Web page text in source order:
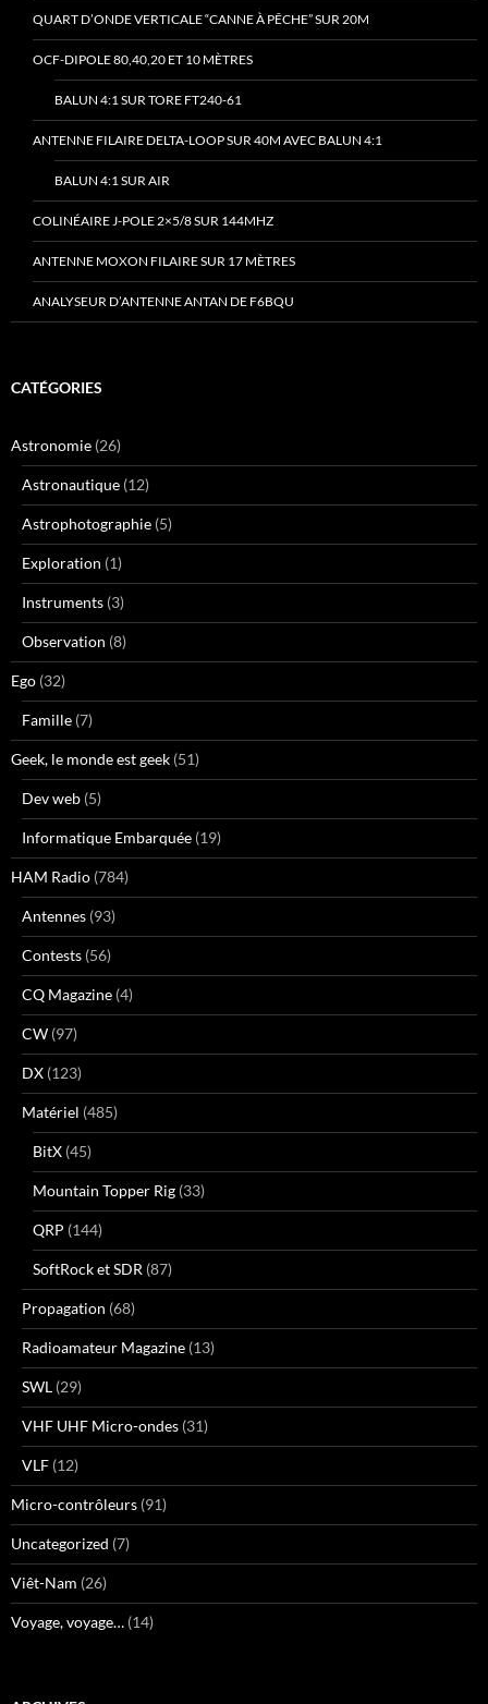
QUART D’ONDE VERTICALE “CANNE À PÊCHE” SUR 20M
OCF-DIPOLE 80,40,20 ET 10 MÈTRES
BALUN 4:1 SUR TORE FT240-61
ANTENNE FILAIRE DELTA-LOOP SUR 40M AVEC BALUN 4:1
BALUN 4:1 SUR AIR
COLINÉAIRE J-POLE 2×5/8 SUR 144MHZ
ANTENNE MOXON FILAIRE SUR 17 MÈTRES
ANALYSEUR D’ANTENNE ANTAN DE F6BQU
CATÉGORIES
Astronomie (26)
Astronautique (12)
Astrophotographie (5)
Exploration (1)
Instruments (3)
Observation (8)
Ego (32)
Famille (7)
Geek, le monde est geek (51)
Dev web (5)
Informatique Embarquée (19)
HAM Radio (784)
Antennes (93)
Contests (56)
CQ Magazine (4)
CW (97)
DX (123)
Matériel (485)
BitX (45)
Mountain Topper Rig (33)
QRP (144)
SoftRock et SDR (87)
Propagation (68)
Radioamateur Magazine (13)
SWL (29)
VHF UHF Micro-ondes (31)
VLF (12)
Micro-contrôleurs (91)
Uncategorized (7)
Viêt-Nam (26)
Voyage, voyage… (14)